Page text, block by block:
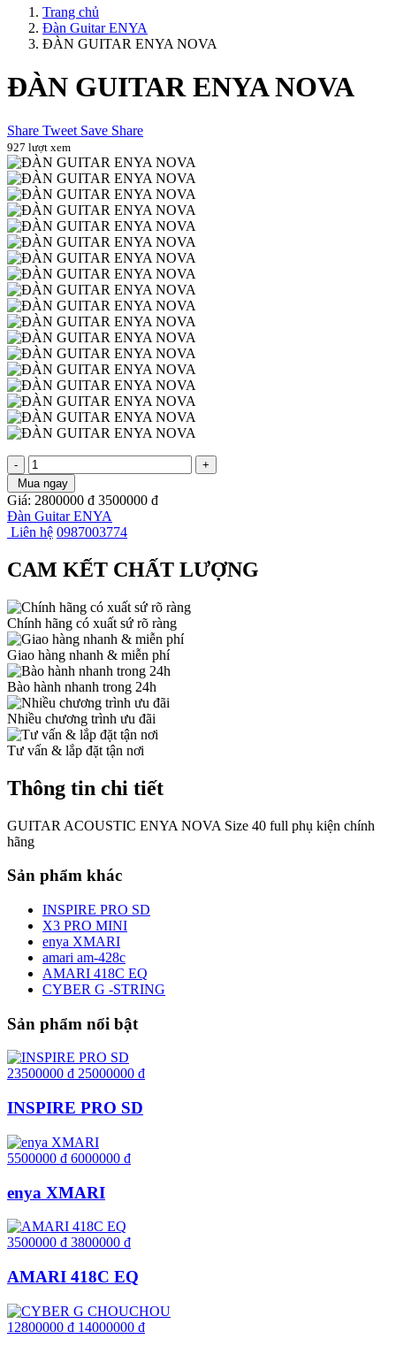
Trang chủ
Đàn Guitar ENYA
ĐÀN GUITAR ENYA NOVA
ĐÀN GUITAR ENYA NOVA
Share Tweet Save Share
927 lượt xem
-
+
Mua ngay
Giá: 2800000 đ 3500000 đ
Đàn Guitar ENYA
Liên hệ 0987003774
CAM KẾT CHẤT LƯỢNG
Chính hãng có xuất sứ rõ ràng
Giao hàng nhanh & miễn phí
Bào hành nhanh trong 24h
Nhiều chương trình ưu đãi
Tư vấn & lắp đặt tận nơi
Thông tin chi tiết
GUITAR ACOUSTIC ENYA NOVA Size 40 full phụ kiện chính
hãng
Sản phẩm khác
INSPIRE PRO SD
X3 PRO MINI
enya XMARI
amari am-428c
AMARI 418C EQ
CYBER G -STRING
Sản phẩm nổi bật
23500000 đ 25000000 đ
INSPIRE PRO SD
5500000 đ 6000000 đ
enya XMARI
3500000 đ 3800000 đ
AMARI 418C EQ
12800000 đ 14000000 đ